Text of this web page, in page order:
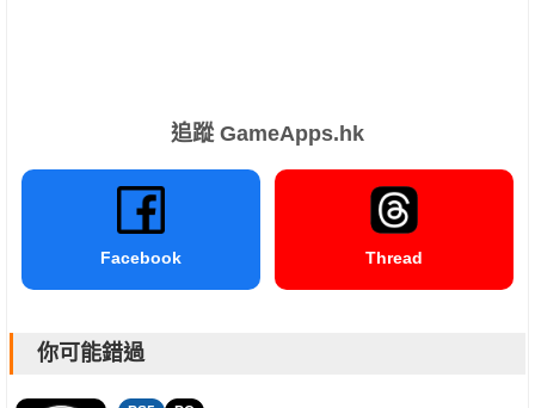
追蹤 GameApps.hk
Facebook Thread
你可能錯過